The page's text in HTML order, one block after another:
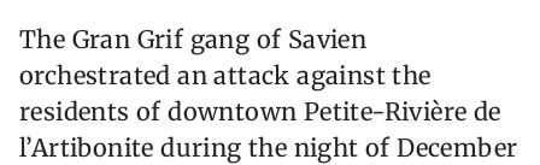
The Gran Grif gang of Savien
orchestrated an attack against the
residents of downtown Petite-Rivière de
l’Artibonite during the night of December